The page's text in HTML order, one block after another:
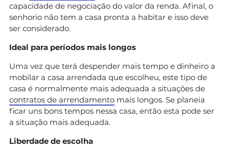
capacidade de negociação do valor da renda. Afinal, o
senhorio não tem a casa pronta a habitar e isso deve
ser considerado.
Ideal para períodos mais longos
Uma vez que terá despender mais tempo e dinheiro a
mobilar a casa arrendada que escolheu, este tipo de
casa é normalmente mais adequada a situações de
contratos de arrendamento mais longos. Se planeia
ficar uns bons tempos nessa casa, então esta pode ser
a situação mais adequada.
Liberdade de escolha